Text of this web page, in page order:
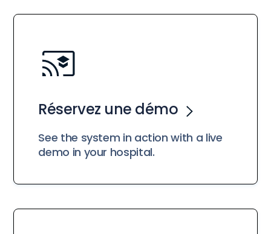
Réservez une démo
See the system in action with a live
demo in your hospital.